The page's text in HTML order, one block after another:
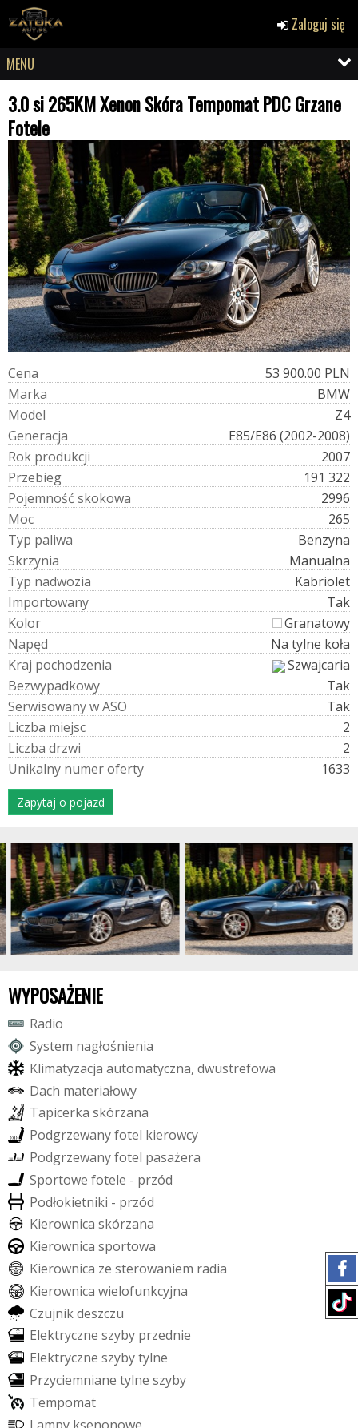
Zaloguj się
MENU
3.0 si 265KM Xenon Skóra Tempomat PDC Grzane
Fotele
Cena
53 900.00 PLN
Marka
BMW
Model
Z4
Generacja
E85/E86 (2002-2008)
Rok produkcji
2007
Przebieg
191 322
Pojemność skokowa
2996
Moc
265
Typ paliwa
Benzyna
Skrzynia
Manualna
Typ nadwozia
Kabriolet
Importowany
Tak
Kolor
Granatowy
Napęd
Na tylne koła
Kraj pochodzenia
Szwajcaria
Bezwypadkowy
Tak
SerwisowanywASO
Tak
Liczba miejsc
2
Liczba drzwi
2
Unikalny numeroferty 1633
Zapytaj o pojazd
WYPOSAŻENIE
Radio
System nagłośnienia
Klimatyzacja automatyczna, dwustrefowa
Dach materiałowy
Tapicerka skórzana
Podgrzewanyfotel kierowcy
Podgrzewanyfotel pasażera
Sportowe fotele - przód
Podłokietniki - przód
Kierownica skórzana
Kierownica sportowa
Kierownica ze sterowaniem radia
Kierownica wielofunkcyjna
Czujnikdeszczu
Elektryczne szyby przednie
Elektryczne szybytylne
Przyciemniane tylne szyby
Tempomat
Lampy ksenonowe